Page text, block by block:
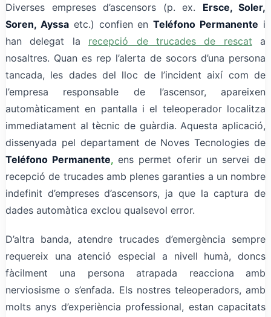
Diverses empreses d’ascensors (p. ex. Ersce, Soler,
Soren, Ayssaetc.) confien enTeléfono Permanente i
han delegat la recepció de trucades de rescat a
nosaltres. Quan es rep l’alerta de socors d’una persona
tancada, les dades del lloc de l’incident així com de
l’empresa responsable de l’ascensor, apareixen
automàticament en pantalla i el teleoperador localitza
immediatament al tècnic de guàrdia. Aquesta aplicació,
dissenyada pel departament de Noves Tecnologies de
Teléfono Permanente, ens permet oferir un servei de
recepció de trucades amb plenes garanties a un nombre
indefinit d’empreses d’ascensors, ja que la captura de
dades automàtica exclou qualsevol error.
D’altra banda, atendre trucades d’emergència sempre
requereix una atenció especial a nivell humà, doncs
fàcilment una persona atrapada reacciona amb
nerviosisme o s’enfada. Els nostres teleoperadors, amb
molts anys d’experiència professional, estan capacitats